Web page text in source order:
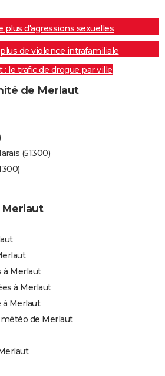
plus d'agressions sexuelles
de violence intrafamiliale
: le trafic de drogue par ville
de Merlaut
(51300)
Merlaut
Merlaut
à Merlaut
Merlaut
de Merlaut